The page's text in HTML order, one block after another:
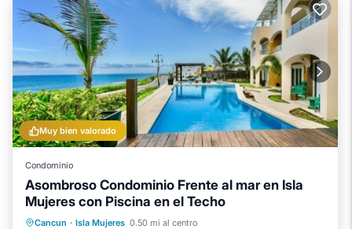
Muy bien valorado
Condominio
Asombroso Condominio Frente al mar en Isla
Mujeres con Piscina en el Techo
Cancun · Isla Mujeres 0.50 mi al centro
Bañera de hidromasaje
Chimenea/Calefacción